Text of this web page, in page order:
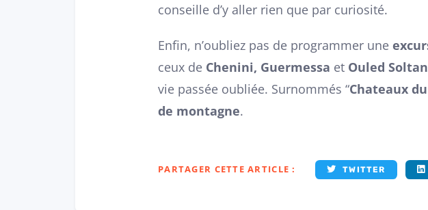
conseille d’y aller rien que par curiosité.
Enfin, n’oubliez pas de programmer une
ceux de Chenini, Guermessa et Ouled
vie passée oubliée. Surnommés “Chateaux
de montagne.
PARTAGER CETTE ARTICLE : TWITTER